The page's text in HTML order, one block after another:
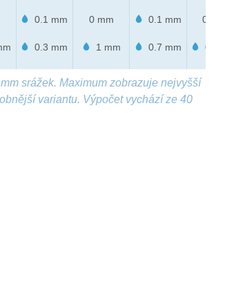
0.1 mm
0.3 mm
0 mm
1 mm
0.1 mm
0.7 mm
0 mm
0.2 mm
srážek. Maximum zobrazuje nejvyšší
variantu. Výpočet vychází ze 40